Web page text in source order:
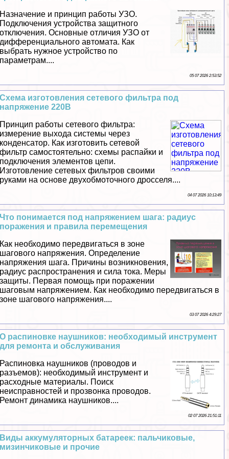
Назначение и принцип работы УЗО.
Подключения устройства защитного
отключения. Основные отличия УЗО от
дифференциального автомата. Как
выбрать нужное устройство по
параметрам....
05 07 2026 2:53:52
Схема изготовления сетевого фильтра под
напряжение 220В
Принцип работы сетевого фильтра:
измерение выхода системы через
конденсатор. Как изготовить сетевой
фильтр самостоятельно: схемы распайки и
подключения элементов цепи.
Изготовление сетевых фильтров своими
руками на основе двухобмоточного дросселя....
04 07 2026 10:13:49
Что понимается под напряжением шага: радиус
поражения и правила перемещения
Как необходимо передвигаться в зоне
шагового напряжения. Определение
напряжения шага. Причины возникновения,
радиус распространения и сила тока. Меры
защиты. Первая помощь при поражении
шаговым напряжением. Как необходимо передвигаться в
зоне шагового напряжения....
03 07 2026 4:29:27
О распиновке наушников: необходимый инструмент
для ремонта и обслуживания
Распиновка наушников (проводов и
разъемов): необходимый инструмент и
расходные материалы. Поиск
неисправностей и прозвонка проводов.
Ремонт динамика наушников....
02 07 2026 21:51:11
Виды аккумуляторных батареек: пальчиковые,
мизинчиковые и прочие